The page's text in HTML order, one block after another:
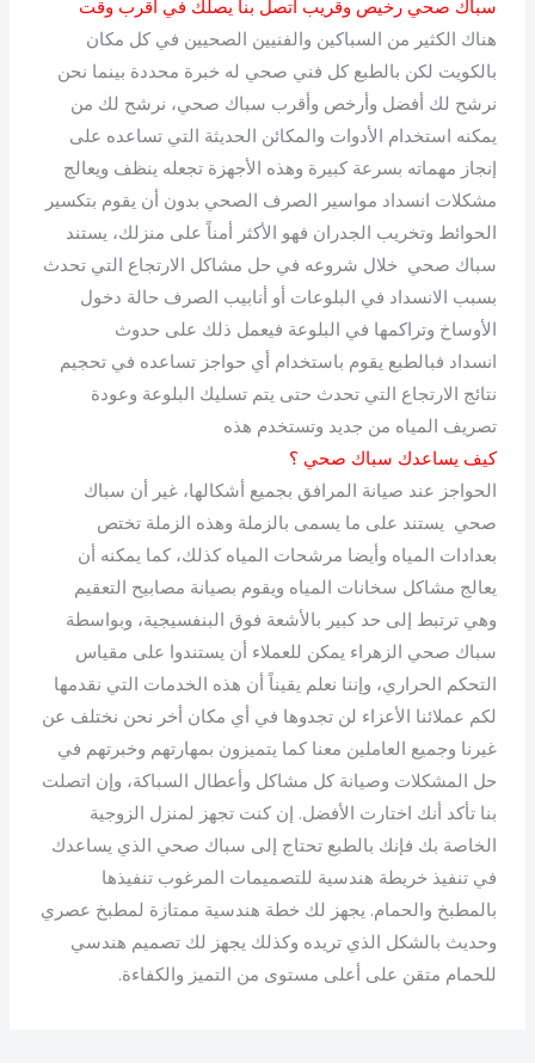
سباك صحي رخيص وقريب اتصل بنا يصلك في أقرب وقت
هناك الكثير من السباكين والفنيين الصحيين في كل مكان
بالكويت لكن بالطبع كل فني صحي له خبرة محددة بينما نحن
نرشح لك أفضل وأرخص وأقرب سباك صحي، نرشح لك من
يمكنه استخدام الأدوات والمكائن الحديثة التي تساعده على
إنجاز مهماته بسرعة كبيرة وهذه الأجهزة تجعله ينظف ويعالج
مشكلات انسداد مواسير الصرف الصحي بدون أن يقوم بتكسير
الحوائط وتخريب الجدران فهو الأكثر أمناً على منزلك، يستند
سباك صحي خلال شروعه في حل مشاكل الارتجاع التي تحدث
بسبب الانسداد في البلوعات أو أنابيب الصرف حالة دخول
الأوساخ وتراكمها في البلوعة فيعمل ذلك على حدوث
انسداد فبالطبع يقوم باستخدام أي حواجز تساعده في تحجيم
نتائج الارتجاع التي تحدث حتى يتم تسليك البلوعة وعودة
تصريف المياه من جديد وتستخدم هذه
كيف يساعدك سباك صحي ؟
الحواجز عند صيانة المرافق بجميع أشكالها، غير أن سباك
صحي يستند على ما يسمى بالزملة وهذه الزملة تختص
بعدادات المياه وأيضا مرشحات المياه كذلك، كما يمكنه أن
يعالج مشاكل سخانات المياه ويقوم بصيانة مصابيح التعقيم
وهي ترتبط إلى حد كبير بالأشعة فوق البنفسيجية، وبواسطة
سباك صحي الزهراء يمكن للعملاء أن يستندوا على مقياس
التحكم الحراري، وإننا نعلم يقيناً أن هذه الخدمات التي نقدمها
لكم عملائنا الأعزاء لن تجدوها في أي مكان أخر نحن نختلف عن
غيرنا وجميع العاملين معنا كما يتميزون بمهارتهم وخبرتهم في
حل المشكلات وصيانة كل مشاكل وأعطال السباكة، وإن اتصلت
بنا تأكد أنك اختارت الأفضل. إن كنت تجهز لمنزل الزوجية
الخاصة بك فإنك بالطبع تحتاج إلى سباك صحي الذي يساعدك
في تنفيذ خريطة هندسية للتصميمات المرغوب تنفيذها
بالمطبخ والحمام. يجهز لك خطة هندسية ممتازة لمطبخ عصري
وحديث بالشكل الذي تريده وكذلك يجهز لك تصميم هندسي
للحمام متقن على أعلى مستوى من التميز والكفاءة.